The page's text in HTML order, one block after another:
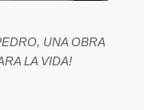
UNA OBRA
LA VIDA!